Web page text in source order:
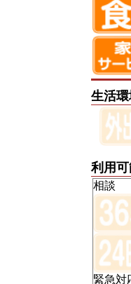
生活
利用
相談
緊急対